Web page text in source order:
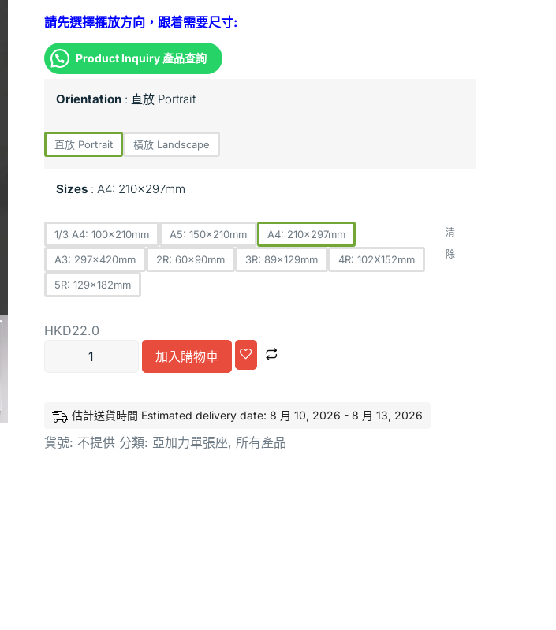
請先選擇擺放方向，跟着需要尺寸:
Product Inquiry 產品查詢
Orientation 直放 Portrait
直放 Portrait 橫放 Landscape
Sizes A4: 210x297mm
1/3 A4: 100x210mm A5: 150x210mm
A4: 210x297mm
A3: 297x420mm
2R: 60x90mm 3R: 89x129mm
4R: 102X152mm
5R: 129x182mm
清
除
HKD22.0
加入購物車
估計送貨時間 Estimated delivery date: 8 月 10, 2026 - 8 月 13, 2026
貨號: 不提供 分類: 亞加力單張座, 所有產品